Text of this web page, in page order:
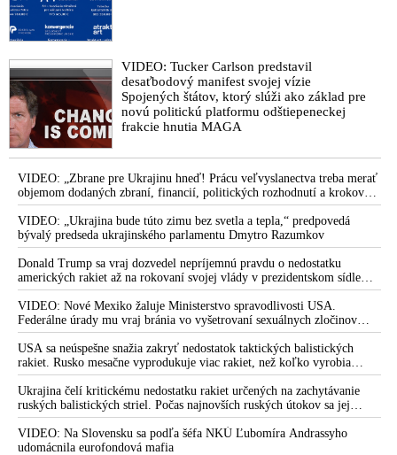
VIDEO: Tucker Carlson predstavil
desaťbodový manifest svojej vízie
Spojených štátov, ktorý slúži ako základ pre
novú politickú platformu odštiepeneckej
frakcie hnutia MAGA
VIDEO: „Zbrane pre Ukrajinu hneď! Prácu veľvyslanectva treba merať
objemom dodaných zbraní, financií, politických rozhodnutí a krokov
tlaku na nepriateľa,“ povedal Volodymyr Zelenskyj zhromaždeným
ukrajinským diplomatom v Kyjeve. Donald Trump mu potom odkázal,
že USA Ukrajine nedodajú protiraketové systémy Patriot
VIDEO: „Ukrajina bude túto zimu bez svetla a tepla,“ predpovedá
bývalý predseda ukrajinského parlamentu Dmytro Razumkov
Donald Trump sa vraj dozvedel nepríjemnú pravdu o nedostatku
amerických rakiet až na rokovaní svojej vlády v prezidentskom sídle
Camp David v Marylande, a preto musel odložiť plánované útoky na
Irán. Prezident USA sa pre to údajne pohádal so šéfom Pentagónu, lebo
bol presvedčený o opaku
VIDEO: Nové Mexiko žaluje Ministerstvo spravodlivosti USA.
Federálne úrady mu vraj bránia vo vyšetrovaní sexuálnych zločinov
organizátora pedofilnej siete Jeffreyho Epsteina. Ten mal nariadiť, aby
dve dievčatá zo zahraničia, ktoré boli uškrtené počas drsného
fetišistického sexu, pochovali v blízkosti jeho ranča v tomto americkom
štáte
USA sa neúspešne snažia zakryť nedostatok taktických balistických
rakiet. Rusko mesačne vyprodukuje viac rakiet, než koľko vyrobia
všetci producenti systémov Patriot dohromady
Ukrajina čelí kritickému nedostatku rakiet určených na zachytávanie
ruských balistických striel. Počas najnovších ruských útokov sa jej
nepodarilo zostreliť ani jednu. Volodymyr Zelenskyj sa v zúfalstve snaží
prostredníctvom NATO zabezpečiť ich dodávky
VIDEO: Na Slovensku sa podľa šéfa NKÚ Ľubomíra Andrassyho
udomácnila eurofondová mafia